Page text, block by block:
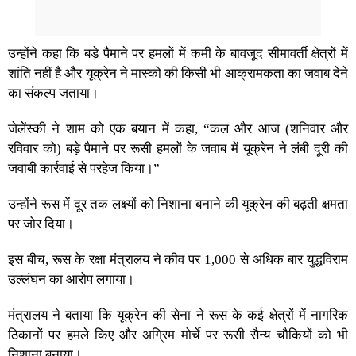
उन्होंने कहा कि बड़े पैमाने पर हमलों में कमी के बावजूद सीमावर्ती क्षेत्रों में
शांति नहीं है और यूक्रेन ने मास्को की किसी भी आक्रामकता का जवाब देने
का संकल्प जताया।
जेलेंस्की ने शाम को एक बयान में कहा, “कल और आज (शनिवार और
रविवार को) बड़े पैमाने पर रूसी हमलों के जवाब में यूक्रेन ने लंबी दूरी की
जवाबी कार्रवाई से परहेज किया।”
उन्होंने रूस में दूर तक लक्ष्यों को निशाना बनाने की यूक्रेन की बढ़ती क्षमता
पर जोर दिया।
इस बीच, रूस के रक्षा मंत्रालय ने कीव पर 1,000 से अधिक बार युद्धविराम
उल्लंघन का आरोप लगाया।
मंत्रालय ने बताया कि यूक्रेन की सेना ने रूस के कई क्षेत्रों में नागरिक
ठिकानों पर हमले किए और अग्रिम मोर्चे पर रूसी सैन्य चौकियों को भी